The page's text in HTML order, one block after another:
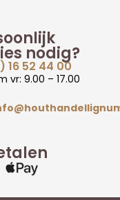
nodig?
16 52 44 00
vr: 9.00 – 17.00